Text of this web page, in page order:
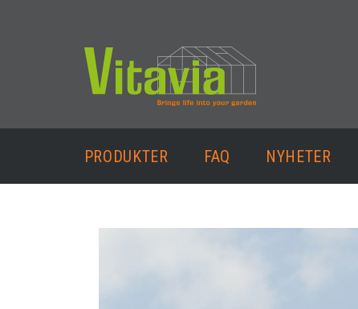
PRODUKTER FAQ NYHETER